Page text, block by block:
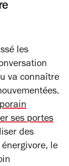
les
va connaître
ses portes
des
le